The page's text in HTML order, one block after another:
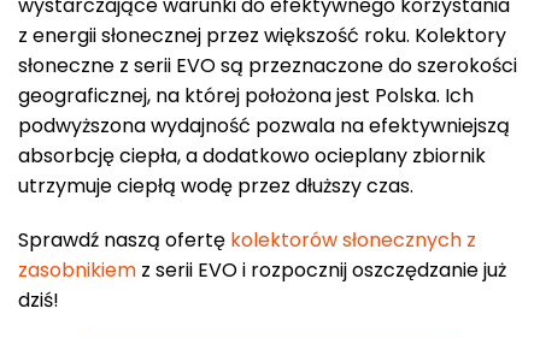
wystarczające warunki do efektywnego korzystania
z energii słonecznej przez większość roku. Kolektory
słoneczne z serii EVO są przeznaczone do szerokości
geograficznej, na której położona jest Polska. Ich
podwyższona wydajność pozwala na efektywniejszą
absorbcję ciepła, a dodatkowo ocieplany zbiornik
utrzymuje ciepłą wodę przez dłuższy czas.
Sprawdź naszą ofertę kolektorów słonecznych z
zasobnikiem z serii EVO i rozpocznij oszczędzanie już
dziś!